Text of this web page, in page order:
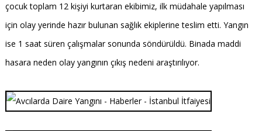
çocuk toplam 12 kişiyi kurtaran ekibimiz, ilk müdahale yapılması
için olay yerinde hazır bulunan sağlık ekiplerine teslim etti. Yangın
ise 1 saat süren çalışmalar sonunda söndürüldü. Binada maddi
hasara neden olay yangının çıkış nedeni araştırılıyor.